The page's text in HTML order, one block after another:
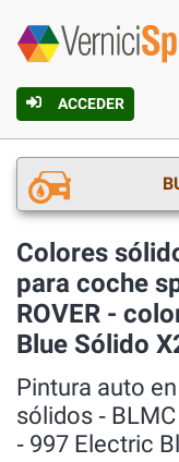
ACCEDER
Colores
para coche
ROVER -
Blue Sólido
Pintura auto
sólidos ‐
‐ 997 Electric